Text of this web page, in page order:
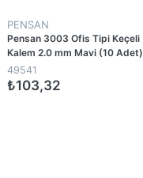
PENSAN
Pensan 3003 Ofis Tipi Keçeli
Kalem 2.0 mm Mavi (10 Adet)
49541
₺103,32